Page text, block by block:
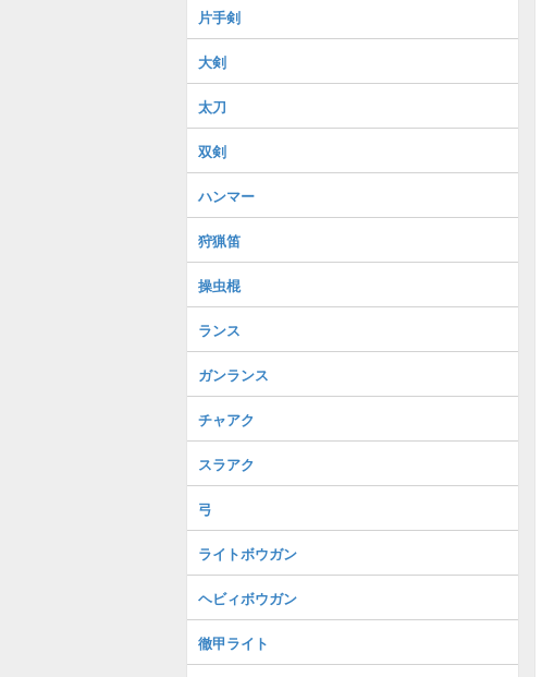
片手剣
大剣
太刀
双剣
ハンマー
狩猟笛
操虫棍
ランス
ガンランス
チャアク
スラアク
弓
ライトボウガン
ヘビィボウガン
徹甲ライト